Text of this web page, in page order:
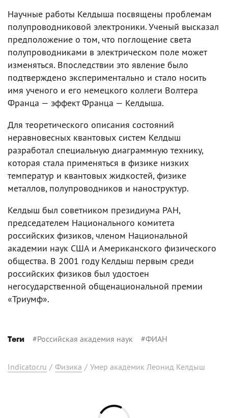
Научные работы Келдыша посвящены проблемам
полупроводниковой электроники. Ученый высказал
предположение о том, что поглощение света
полупроводниками в электрическом поле может
изменяться. Впоследствии это явление было
подтверждено экспериментально и стало носить
имя ученого и его немецкого коллеги Волтера
Франца — эффект Франца — Келдыша.
Для теоретического описания состояний
неравновесных квантовых систем Келдыш
разработал специальную диаграммную технику,
которая стала применяться в физике низких
температур и квантовых жидкостей, физике
металлов, полупроводников и наноструктур.
Келдыш был советником президиума РАН,
председателем Национального комитета
российских физиков, членом Национальной
академии наук США и Американского физического
общества. В 2001 году Келдыш первым среди
российских физиков был удостоен
негосударственной общенациональной премии
«Триумф».
Теги #Российская академия наук #ФИАН
Indicator.ru / Физика / Умер академик Леонид Келдыш